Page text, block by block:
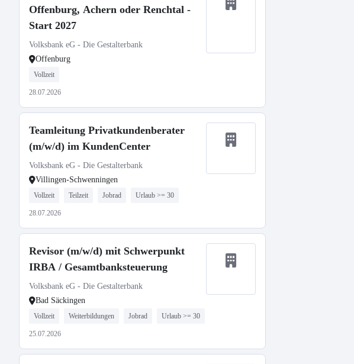
Offenburg, Achern oder Renchtal -
Start 2027
Volksbank eG - Die Gestalterbank
Offenburg
Vollzeit
28.07.2026
Teamleitung Privatkundenberater
(m/w/d) im KundenCenter
Volksbank eG - Die Gestalterbank
Villingen-Schwenningen
Vollzeit Teilzeit Jobrad Urlaub >= 30
28.07.2026
Revisor (m/w/d) mit Schwerpunkt
IRBA / Gesamtbanksteuerung
Volksbank eG - Die Gestalterbank
Bad Säckingen
Vollzeit Weiterbildungen Jobrad Urlaub >= 30
25.07.2026